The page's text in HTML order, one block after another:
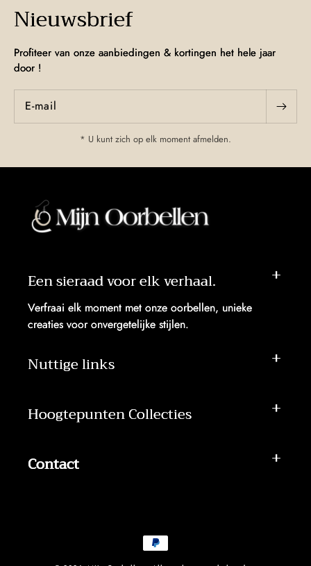
Nieuwsbrief
Profiteer van onze aanbiedingen & kortingen het hele jaar
door !
E‑mail
* U kunt zich op elk moment afmelden.
Een sieraad voor elk verhaal.
Verfraai elk moment met onze oorbellen, unieke
creaties voor onvergetelijke stijlen.
Nuttige links
Hoogtepunten Collecties
Contact
Betaalmethoden